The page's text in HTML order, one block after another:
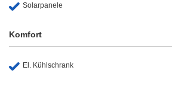
Solarpanele
Komfort
El. Kühlschrank